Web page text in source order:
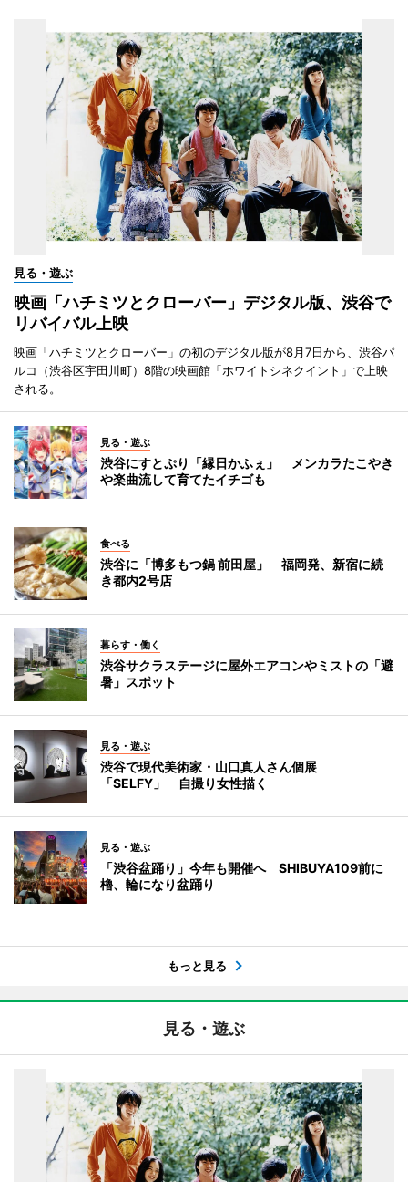
見る・遊ぶ
映画「ハチミツとクローバー」デジタル版、渋谷で
リバイバル上映
映画「ハチミツとクローバー」の初のデジタル版が8月7日から、渋谷パ
ルコ（渋谷区宇田川町）8階の映画館「ホワイトシネクイント」で上映
される。
見る・遊ぶ
渋谷にすとぷり「縁日かふぇ」 メンカラたこやき
や楽曲流して育てたイチゴも
食べる
渋谷に「博多もつ鍋 前田屋」 福岡発、新宿に続
き都内2号店
暮らす・働く
渋谷サクラステージに屋外エアコンやミストの「避
暑」スポット
見る・遊ぶ
渋谷で現代美術家・山口真人さん個展
「SELFY」 自撮り女性描く
見る・遊ぶ
「渋谷盆踊り」今年も開催へ SHIBUYA109前に
櫓、輪になり盆踊り
もっと見る
見る・遊ぶ